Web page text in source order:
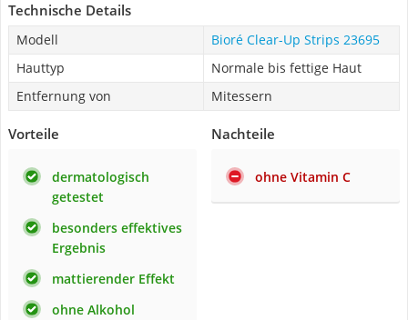
Technische Details
Modell
Bioré Clear-Up Strips 23695
Hauttyp
Normale bis fettige Haut
Entfernung von
Mitessern
Vorteile
dermatologisch
getestet
besonders effektives
Ergebnis
mattierender Effekt
ohne Alkohol
Nachteile
ohne Vitamin C